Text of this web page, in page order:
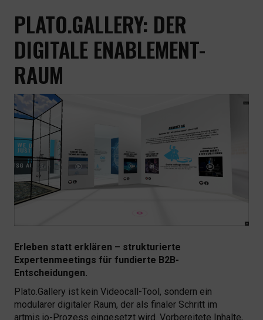
PLATO.GALLERY: DER
DIGITALE ENABLEMENT-
RAUM
Erleben statt erklären – strukturierte
Expertenmeetings für fundierte B2B-
Entscheidungen.
Plato.Gallery ist kein Videocall-Tool, sondern ein
modularer digitaler Raum, der als finaler Schritt im
artmis.io-Prozess eingesetzt wird. Vorbereitete Inhalte,